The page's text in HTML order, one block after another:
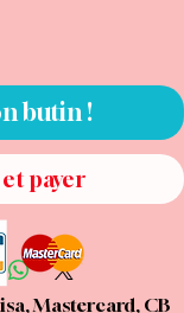
butin !
payer
Mastercard, CB